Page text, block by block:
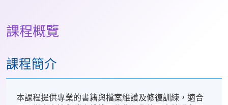
課程概覽
課程簡介
本課程提供專業的書籍與檔案維護及修復訓練，適合